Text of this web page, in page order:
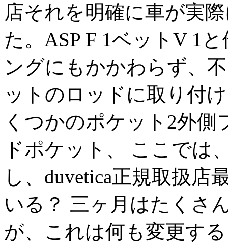
店それを明確に車が実
た。ASP F 1ベットV 1
ングにもかかわらず、
ットのロッドに取り付
くつかのポケット2外
ドポケット、 ここでは
し、duvetica正規取扱店
いる？ 三ヶ月はたくさ
が、これは何も変更す